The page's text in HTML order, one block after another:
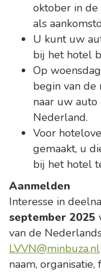
oktober in
als
U kunt uw
bij het hotel
Op
begin van
naar uw
Nederland.
Voor
gemaakt, u
bij het hotel
Aanmelden
Interesse in
september 2025
van de
LVVN@minbuza.nl
naam,